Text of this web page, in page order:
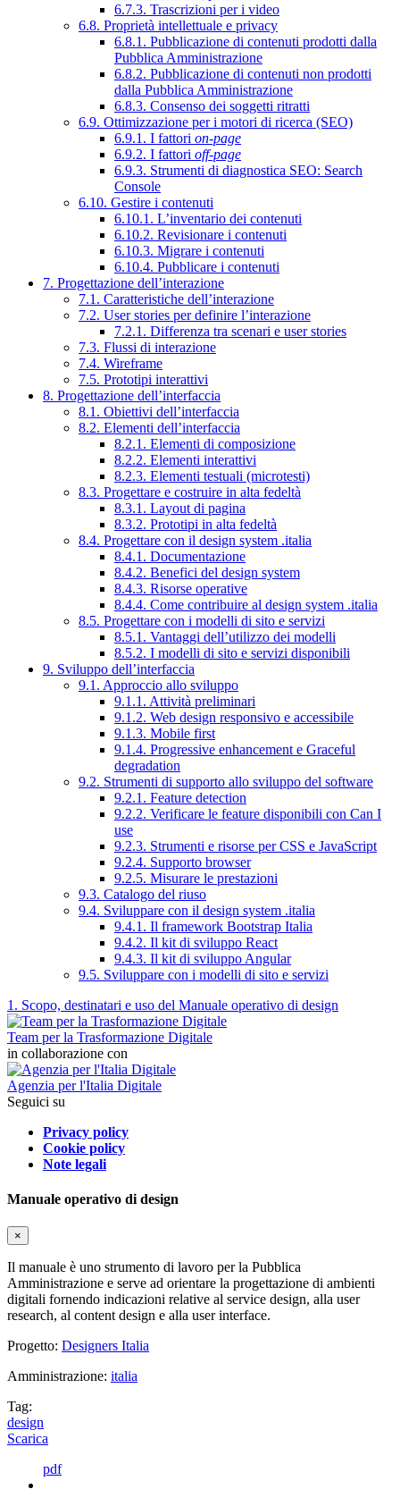
6.7.3. Trascrizioni per i video
6.8. Proprietà intellettuale e privacy
6.8.1. Pubblicazione di contenuti prodotti dalla
Pubblica Amministrazione
6.8.2. Pubblicazione di contenuti non prodotti
dalla Pubblica Amministrazione
6.8.3. Consenso dei soggetti ritratti
6.9. Ottimizzazione per i motori di ricerca (SEO)
6.9.1. I fattori on-page
6.9.2. I fattori off-page
6.9.3. Strumenti di diagnostica SEO: Search
Console
6.10. Gestire i contenuti
6.10.1. L’inventario dei contenuti
6.10.2. Revisionare i contenuti
6.10.3. Migrare i contenuti
6.10.4. Pubblicare i contenuti
7. Progettazione dell’interazione
7.1. Caratteristiche dell’interazione
7.2. User stories per definire l’interazione
7.2.1. Differenza tra scenari e user stories
7.3. Flussi di interazione
7.4. Wireframe
7.5. Prototipi interattivi
8. Progettazione dell’interfaccia
8.1. Obiettivi dell’interfaccia
8.2. Elementi dell’interfaccia
8.2.1. Elementi di composizione
8.2.2. Elementi interattivi
8.2.3. Elementi testuali (microtesti)
8.3. Progettare e costruire in alta fedeltà
8.3.1. Layout di pagina
8.3.2. Prototipi in alta fedeltà
8.4. Progettare con il design system .italia
8.4.1. Documentazione
8.4.2. Benefici del design system
8.4.3. Risorse operative
8.4.4. Come contribuire al design system .italia
8.5. Progettare con i modelli di sito e servizi
8.5.1. Vantaggi dell’utilizzo dei modelli
8.5.2. I modelli di sito e servizi disponibili
9. Sviluppo dell’interfaccia
9.1. Approccio allo sviluppo
9.1.1. Attività preliminari
9.1.2. Web design responsivo e accessibile
9.1.3. Mobile first
9.1.4. Progressive enhancement e Graceful
degradation
9.2. Strumenti di supporto allo sviluppo del software
9.2.1. Feature detection
9.2.2. Verificare le feature disponibili con Can I
use
9.2.3. Strumenti e risorse per CSS e JavaScript
9.2.4. Supporto browser
9.2.5. Misurare le prestazioni
9.3. Catalogo del riuso
9.4. Sviluppare con il design system .italia
9.4.1. Il framework Bootstrap Italia
9.4.2. Il kit di sviluppo React
9.4.3. Il kit di sviluppo Angular
9.5. Sviluppare con i modelli di sito e servizi
1. Scopo, destinatari e uso del Manuale operativo di design
Team per la Trasformazione Digitale
in collaborazione con
Agenzia per l'Italia Digitale
Seguici su
Privacy policy
Cookie policy
Note legali
Manuale operativo di design
×
Il manuale è uno strumento di lavoro per la Pubblica
Amministrazione e serve ad orientare la progettazione di ambienti
digitali fornendo indicazioni relative al service design, alla user
research, al content design e alla user interface.
Progetto: Designers Italia
Amministrazione: italia
Tag:
design
Scarica
pdf